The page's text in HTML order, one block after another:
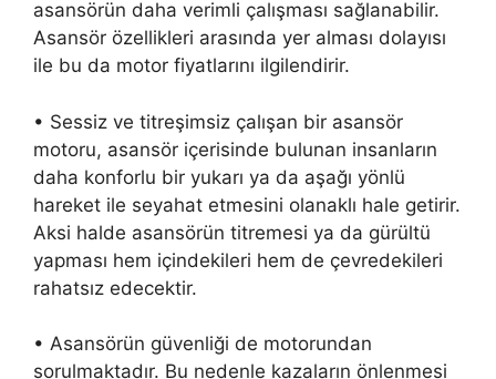
asansörün daha verimli çalışması sağlanabilir.
Asansör özellikleri arasında yer alması dolayısı
ile bu da motor fiyatlarını ilgilendirir.
• Sessiz ve titreşimsiz çalışan bir asansör
motoru, asansör içerisinde bulunan insanların
daha konforlu bir yukarı ya da aşağı yönlü
hareket ile seyahat etmesini olanaklı hale getirir.
Aksi halde asansörün titremesi ya da gürültü
yapması hem içindekileri hem de çevredekileri
rahatsız edecektir.
• Asansörün güvenliği de motorundan
sorulmaktadır. Bu nedenle kazaların önlenmesi